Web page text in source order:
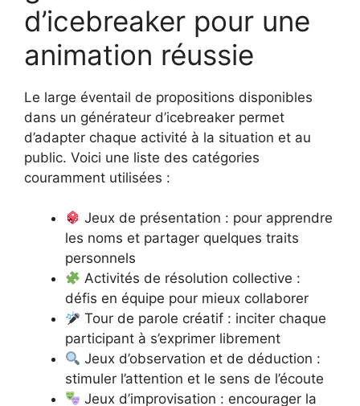
d’icebreaker pour une
animation réussie
Le large éventail de propositions disponibles
dans un générateur d’icebreaker permet
d’adapter chaque activité à la situation et au
public. Voici une liste des catégories
couramment utilisées :
Jeux de présentation : pour apprendre
les noms et partager quelques traits
personnels
Activités de résolution collective :
défis en équipe pour mieux collaborer
Tour de parole créatif : inciter chaque
participant à s’exprimer librement
Jeux d’observation et de déduction :
stimuler l’attention et le sens de l’écoute
Jeux d’improvisation : encourager la